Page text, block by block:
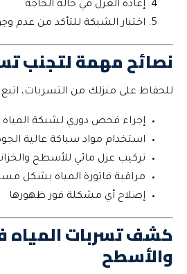
إعادة العزل في حالة الحاجة
اختبار الشبكة للتأكد من عدم
نصائح مهمة لتجنب
للحفاظ على منزلك من التسربات، اتبع
إجراء فحص دوري لشبكة المياه
استخدام مواد سباكة عالية
تركيب عزل مائي للأسطح
مراقبة فاتورة المياه بشكل
إصلاح أي مشكلة فور ظهورها
كشف تسربات المياه
والأسطح